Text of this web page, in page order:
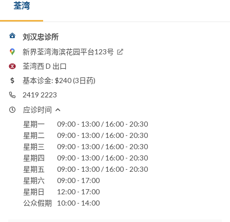
电邮：
lauhonchung@yahoo.com
香港浸信会医院
荃湾港安医院 - 荃湾
荃湾
刘汉忠诊所
新界荃湾海滨花园平台123号
荃湾西 D 出口
基本诊金: $240 (3日药)
2419 2223
应诊时间
星期一
09:00 - 13:00 / 16:00 - 20:30
星期二
09:00 - 13:00 / 16:00 - 20:30
星期三
09:00 - 13:00 / 16:00 - 20:30
星期四
09:00 - 13:00 / 16:00 - 20:30
星期五
09:00 - 13:00 / 16:00 - 20:30
星期六
09:00 - 17:00
星期日
12:00 - 17:00
公众假期
10:00 - 14:00